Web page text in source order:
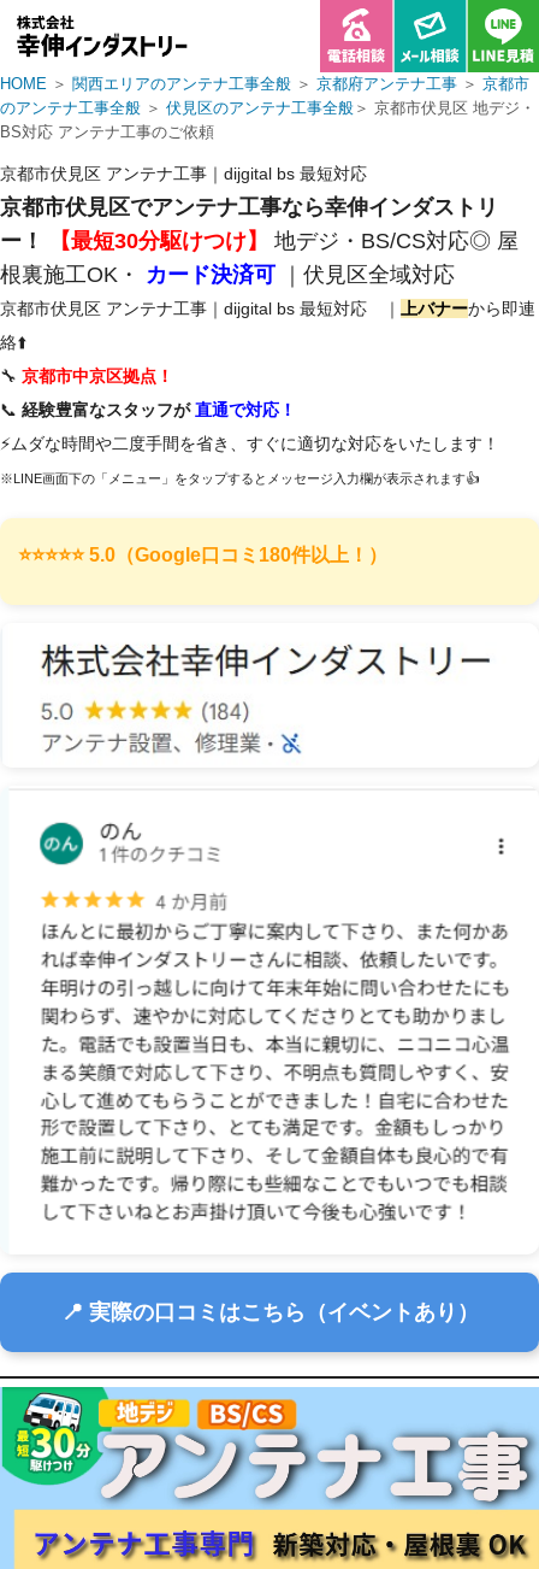
HOME ＞ 関西エリアのアンテナ工事全般 ＞ 京都府アンテナ工事 ＞ 京都市
のアンテナ工事全般 ＞ 伏見区のアンテナ工事全般 ＞ 京都市伏見区 地デジ・
BS対応 アンテナ工事のご依頼
京都市伏見区 アンテナ工事｜dijgital bs 最短対応
京都市伏見区でアンテナ工事なら幸伸インダストリ
ー！
【最短30分駆けつけ】
地デジ・BS/CS対応◎ 屋
根裏施工OK・ カード決済可 ｜伏見区全域対応
京都市伏見区 アンテナ工事｜dijgital bs 最短対応 ｜ 上バナーから即連
絡⬆️
🔧 京都市中京区拠点！
📞 経験豊富なスタッフが直通で対応！
⚡ムダな時間や二度手間を省き、すぐに適切な対応をいたします！
※LINE画面下の「メニュー」をタップするとメッセージ入力欄が表示されます👍
⭐️⭐️⭐️⭐️⭐️ 5.0（Google口コミ180件以上！）
📍 実際の口コミはこちら（イベントあり）